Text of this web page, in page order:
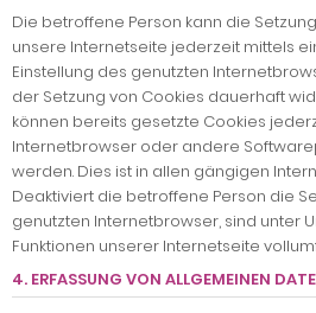
Die betroffene Person kann die
unsere Internetseite jederzeit mittels
Einstellung des genutzten
der Setzung von Cookies dauerhaft
können bereits gesetzte Cookies
Internetbrowser oder andere
werden. Dies ist in allen gängigen
Deaktiviert die betroffene Person die
genutzten Internetbrowser, sind unter
Funktionen unserer Internetseite
4. ERFASSUNG VON ALLGEMEINEN